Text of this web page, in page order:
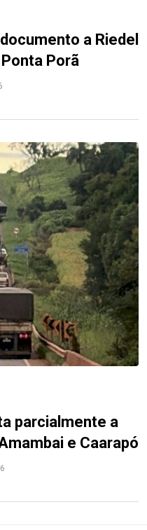
a Riedel
Porã
parcialmente a
e Caarapó